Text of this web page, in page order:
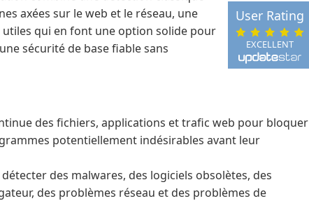
EXCELLENT
User Rating
axées sur le web et le réseau, une
qui en font une option solide pour
sécurité de base fiable sans
des fichiers, applications et trafic web pour bloquer
potentiellement indésirables avant leur
des malwares, des logiciels obsolètes, des
des problèmes réseau et des problèmes de